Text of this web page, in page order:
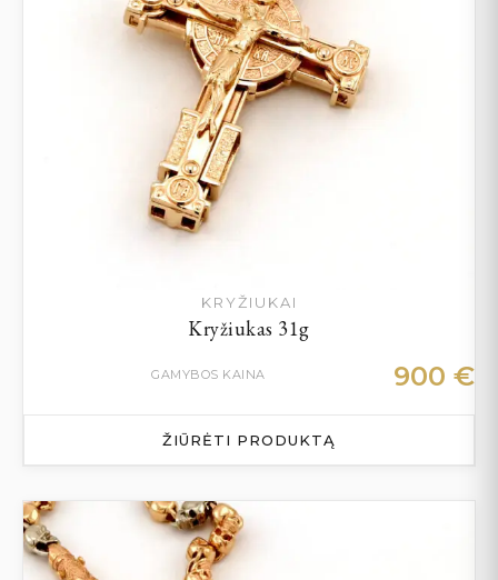
KRYŽIUKAI
Kryžiukas 31g
GAMYBOS KAINA 900 €
ŽIŪRĖTI PRODUKTĄ